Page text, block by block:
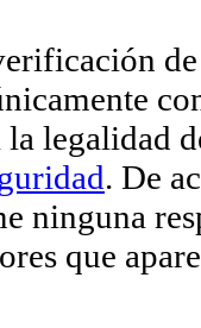
legalidad
. De
ninguna
que